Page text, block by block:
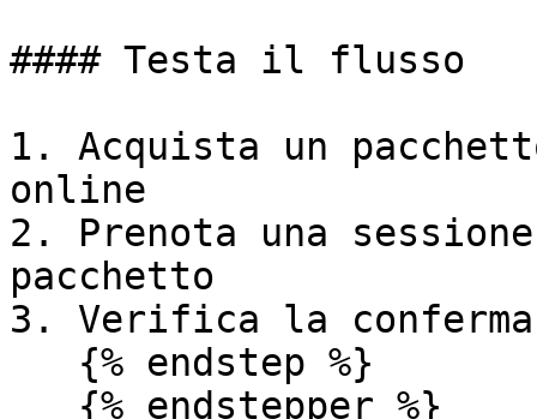
#### Testa il flusso
1. Acquista un
online
2. Prenota una
pacchetto
3. Verifica la